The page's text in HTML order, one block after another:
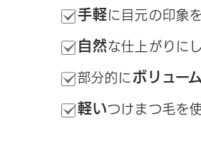
手軽に目元の印象
自然な仕上がりに
部分的にボリュー
軽いつけまつ毛を